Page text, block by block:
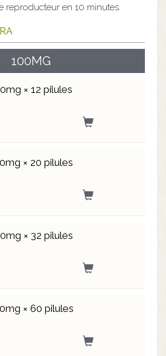
reproducteur en 10 minutes.
100MG
× 12 pilules
× 20 pilules
× 32 pilules
× 60 pilules